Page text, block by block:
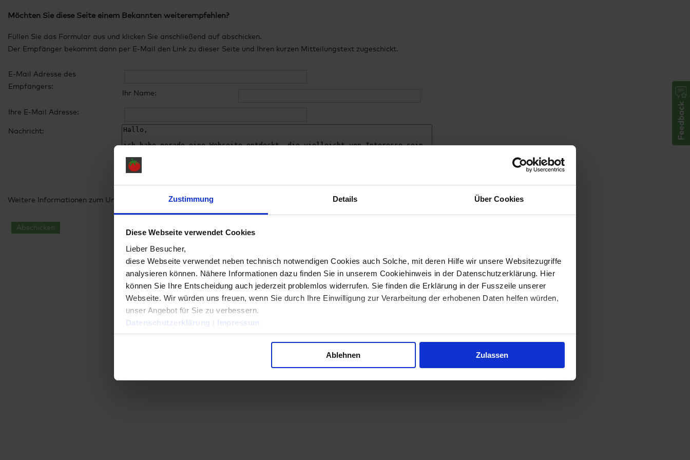
Zustimmung Details Über Cookies
Diese Webseite verwendet Cookies
Lieber Besucher,
diese Webseite verwendet neben technisch notwendigen Cookies auch Solche, mit deren Hilfe wir unsere Websitezugriffe
analysieren können. Nähere Informationen dazu finden Sie in unserem Cookiehinweis in der Datenschutzerklärung. Hier
können Sie Ihre Entscheidung auch jederzeit problemlos widerrufen. Sie finden die Erklärung in der Fusszeile unserer
Webseite. Wir würden uns freuen, wenn Sie durch Ihre Einwilligung zur Verarbeitung der erhobenen Daten helfen würden,
unser Angebot für Sie zu verbessern.
Datenschutzerklärung
Impressum
Ablehnen Zulassen
Möchten Sie diese Seite einem Bekannten weiterempfehlen?
Füllen Sie das Formular aus und klicken Sie anschließend auf abschicken.
Der Empfänger bekommt dann per E-Mail den Link zu dieser Seite und Ihren kurzen Mitteilungstext zugeschickt.
E-Mail Adresse des
Empfängers:
Ihr Name:
Ihre E-Mail Adresse:
Nachricht:
Weitere Informationen zum Umgang mit Ihren Daten finden Sie in unserer Datenschutzerklärung.
Abschicken